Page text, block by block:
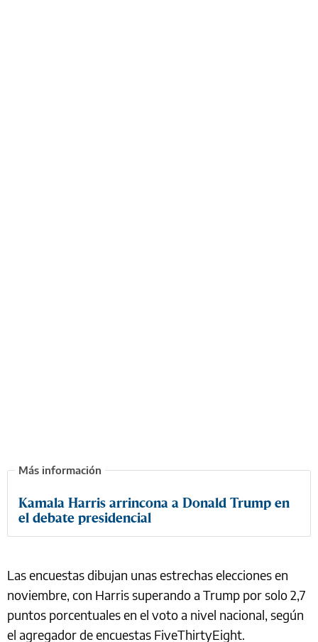
Kamala Harris arrincona a Donald Trump en
el debate presidencial
Las encuestas dibujan unas estrechas elecciones en
noviembre, con Harris superando a Trump por solo 2,7
puntos porcentuales en el voto a nivel nacional, según
el agregador de encuestas FiveThirtyEight.